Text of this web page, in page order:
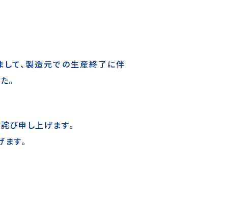
て、製造元での生産終了に伴
。
び申し上げます。
す。